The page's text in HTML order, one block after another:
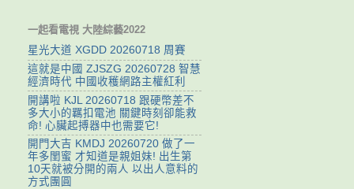
一起看電視 大陸綜藝2022
星光大道 XGDD 20260718 周賽
這就是中國 ZJSZG 20260728 智慧
經濟時代 中國收穫網路主權紅利
開講啦 KJL 20260718 跟硬幣差不
多大小的羈扣電池 關鍵時刻卻能救
命! 心臟起搏器中也需要它!
開門大吉 KMDJ 20260720 做了一
年多閨蜜 才知道是親姐妹! 出生第
10天就被分開的兩人 以出人意料的
方式團圓